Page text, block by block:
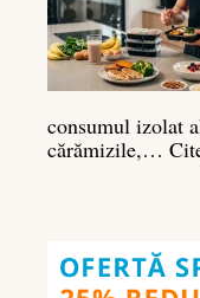
consumul izolat
cărămizile,…